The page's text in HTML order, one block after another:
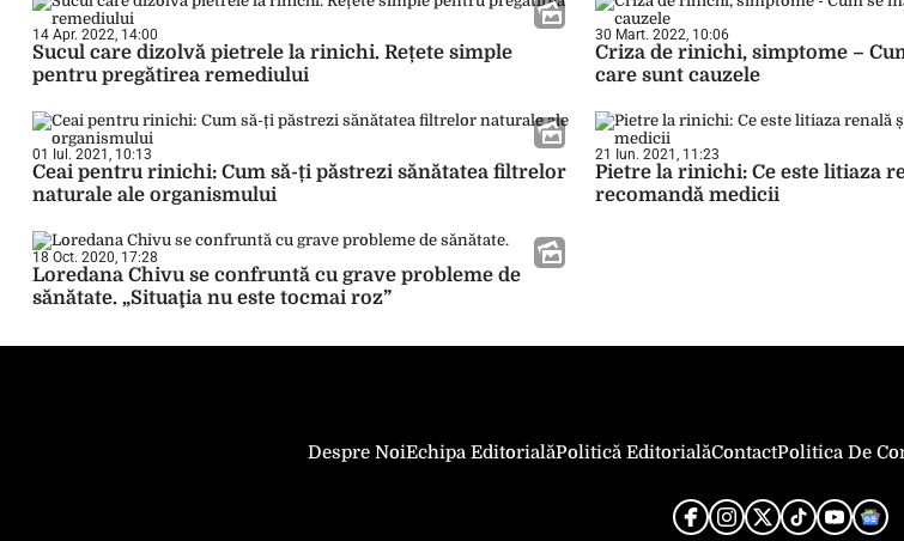
14 Apr. 2022, 14:00
Sucul care dizolvă pietrele la rinichi. Rețete simple
pentru pregătirea remediului
30 Mart. 2022, 10:06
Criza de rinichi, simptome –
care sunt cauzele
01 Iul. 2021, 10:13
Ceai pentru rinichi: Cum să-ți păstrezi sănătatea filtrelor
naturale ale organismului
21 Iun. 2021, 11:23
Pietre la rinichi: Ce este litiaza
recomandă medicii
18 Oct. 2020, 17:28
Loredana Chivu se confruntă cu grave probleme de
sănătate. „Situaţia nu este tocmai roz”
Despre NoiEchipa EditorialăPolitică EditorialăContactPolitica De